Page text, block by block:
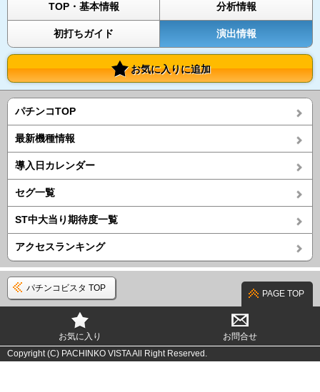
TOP・基本情報 分析情報
初打ちガイド 演出情報
お気に入りに追加
パチンコTOP
最新機種情報
導入日カレンダー
セグ一覧
ST中大当り期待度一覧
アクセスランキング
パチンコビスタ TOP
PAGE TOP
お気に入り
お問合せ
Copyright (C) PACHINKO VISTA All Right Reserved.